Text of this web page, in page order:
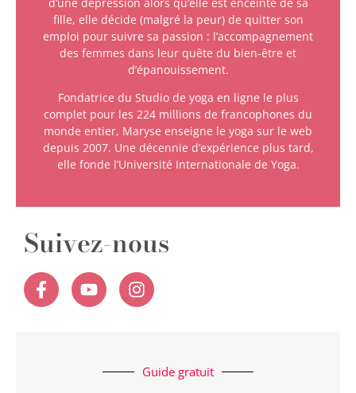
fille, elle décide (malgré la peur) de quitter son
emploi pour suivre sa passion : l’accompagnement
des femmes dans leur quête du bien-être et
d’épanouissement.
Fondatrice du Studio de yoga en ligne le plus
complet pour les 224 millions de francophones du
monde entier, Maryse enseigne le yoga sur le web
depuis 2007. Une décennie d’expérience plus tard,
elle fonde l’Université Internationale de Yoga.
Suivez-nous
Guide gratuit